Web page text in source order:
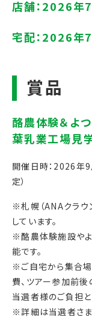
開催日時：2026
定）
※札幌（ANAクラウ
しています。
※酪農体験施設や
能です。
※ご自宅から集合
費、ツアー参加前後
当選者様のご負担
※詳細は当選者さま